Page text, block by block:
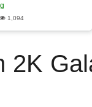
1,094
2K